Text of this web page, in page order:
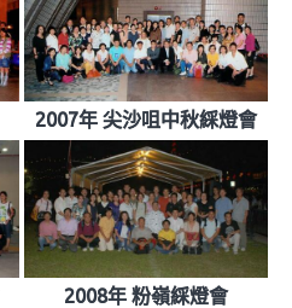
2007年 尖沙咀中秋綵燈會
2008年 粉嶺綵燈會